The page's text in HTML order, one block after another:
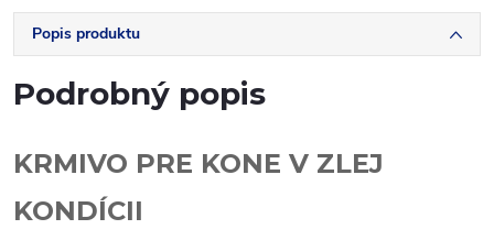
Popis produktu
Podrobný popis
KRMIVO PRE KONE V ZLEJ
KONDÍCII